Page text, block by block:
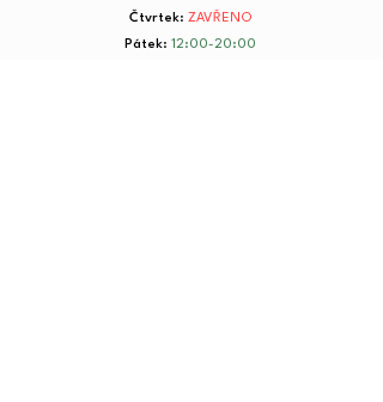
Čtvrtek: ZAVŘENO
Pátek: 12:00-20:00